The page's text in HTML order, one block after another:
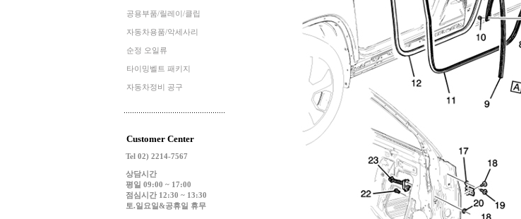
공용부품/릴레이/클립
자동차용품/악세사리
순정 오일류
타이밍벨트 패키지
자동차정비 공구
Customer Center
Tel 02) 2214-7567
상담시간
평일 09:00 ~ 17:00
점심시간 12:30 ~ 13:30
토.일요일&공휴일 휴무